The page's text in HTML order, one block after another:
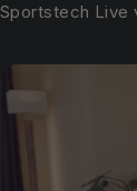
Sportstech Live